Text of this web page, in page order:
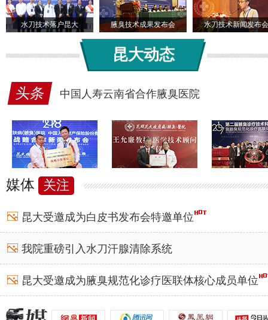
水刀技术落户昆大 腋臭技术成果发布会 水刀技术新闻发布会
昆大动态
头条 中国人寿云南省合作腋臭医院
媒体 关注
昆大受邀成为白皮书发布会特邀单位
我院重磅引入水刀汗腺清除系统
昆大受邀成为腋臭规范化诊疗医联体核心成员单位